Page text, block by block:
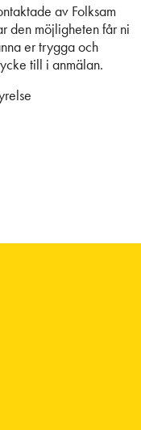
av Folksam
den möjligheten får ni
er trygga och
till i anmälan.